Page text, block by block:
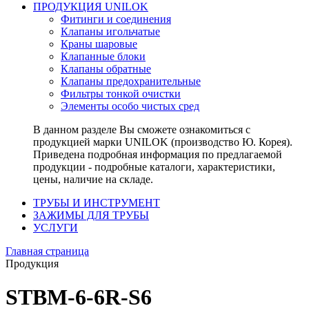
ПРОДУКЦИЯ UNILOK
Фитинги и соединения
Клапаны игольчатые
Краны шаровые
Клапанные блоки
Клапаны обратные
Клапаны предохранительные
Фильтры тонкой очистки
Элементы особо чистых сред
В данном разделе Вы сможете ознакомиться с
продукцией марки UNILOK (производство Ю. Корея).
Приведена подробная информация по предлагаемой
продукции - подробные каталоги, характеристики,
цены, наличие на складе.
ТРУБЫ И ИНСТРУМЕНТ
ЗАЖИМЫ ДЛЯ ТРУБЫ
УСЛУГИ
Главная страница
Продукция
STBM-6-6R-S6